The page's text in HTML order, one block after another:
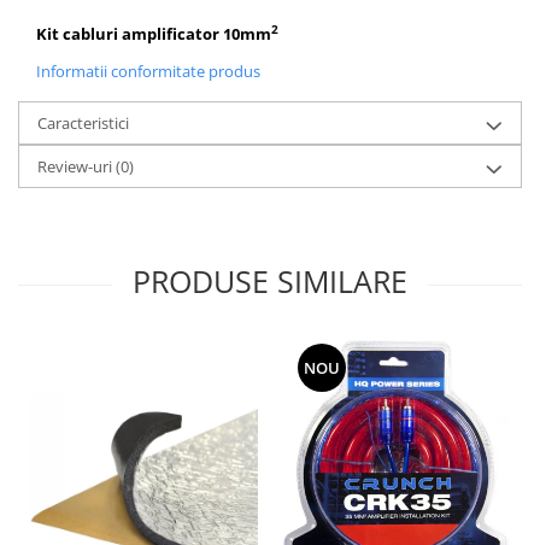
Kit cabluri amplificator 10mm2
Informatii conformitate produs
Caracteristici
Review-uri(0)
PRODUSE SIMILARE
NOU